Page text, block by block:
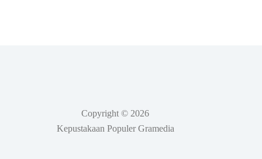
Copyright © 2026
Kepustakaan Populer Gramedia